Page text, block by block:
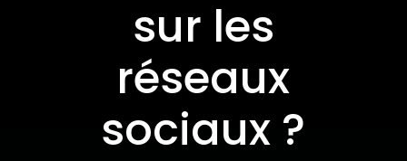
sur les
réseaux
sociaux ?